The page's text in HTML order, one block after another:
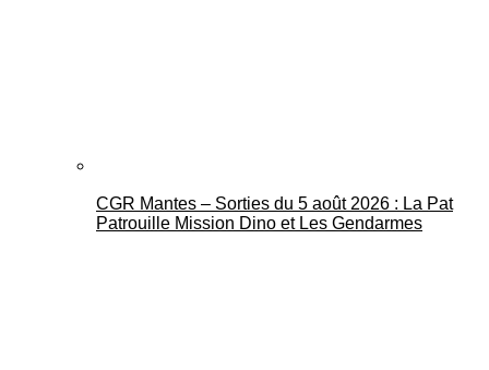
CGR Mantes – Sorties du 5 août 2026 : La Pat
Patrouille Mission Dino et Les Gendarmes